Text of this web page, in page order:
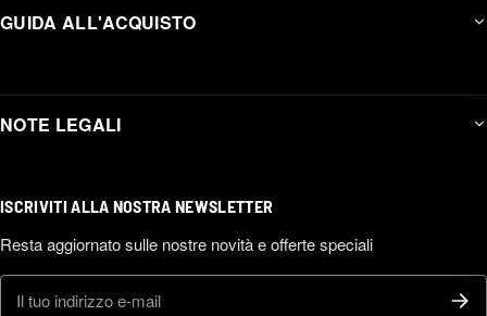
GUIDA ALL'ACQUISTO
NOTE LEGALI
ISCRIVITI ALLA NOSTRA NEWSLETTER
Resta aggiornato sulle nostre novità e offerte speciali